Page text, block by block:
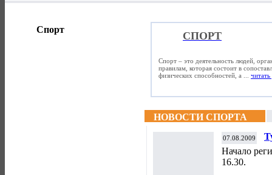
Спорт
СПОРТ
Спорт – это деятельность людей,
правилам, которая состоит в
физических способностей, а ... читать
НОВОСТИ СПОРТА
07.08.2009
Начало
16.30.